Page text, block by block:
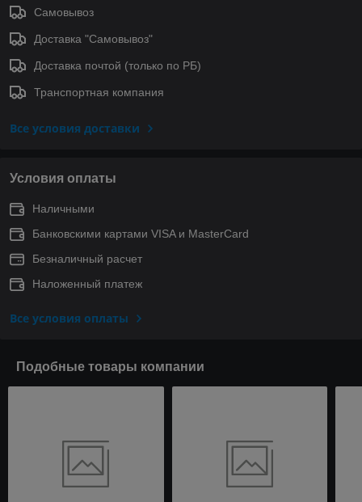
Самовывоз
Доставка "Самовывоз"
Доставка почтой (только по РБ)
Транспортная компания
Все условия доставки
Условия оплаты
Наличными
Банковскими картами VISA и MasterCard
Безналичный расчет
Наложенный платеж
Все условия оплаты
Подобные товары компании